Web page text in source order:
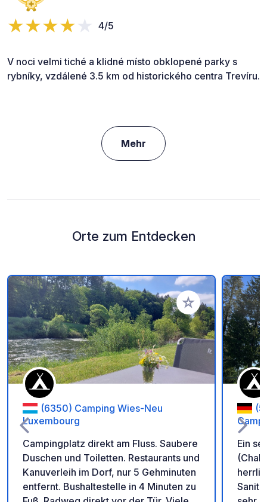
4/5
V noci velmi tiché a klidné místo obklopené parky s
rybníky, vzdálené 3.5 km od historického centra Trevíru.
Mehr
Orte zum Entdecken
Zu Ihren Favoriten
(6350) Camping Wies-Neu
Luxembourg
Campingplatz direkt am Fluss. Saubere
Duschen und Toiletten. Restaurants und
Kanuverleih im Dorf, nur 5 Gehminuten
entfernt. Bushaltestelle in 4 Minuten zu
Ein